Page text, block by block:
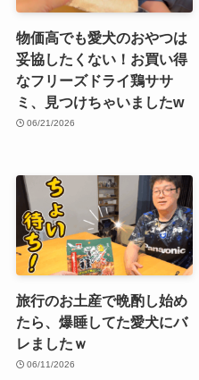
物価高でも愛犬のおやつは
妥協したくない！お買い得
なフリーズドライ鶏ササ
ミ、見つけちゃいましたw
06/21/2026
旅行のお土産で晩酌し始め
たら、爆睡してた愛犬にバ
レましたｗ
06/11/2026